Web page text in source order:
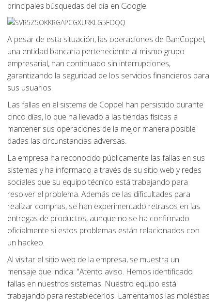
principales búsquedas del día en Google.
A pesar de esta situación, las operaciones de BanCoppel,
una entidad bancaria perteneciente al mismo grupo
empresarial, han continuado sin interrupciones,
garantizando la seguridad de los servicios financieros para
sus usuarios.
Las fallas en el sistema de Coppel han persistido durante
cinco días, lo que ha llevado a las tiendas físicas a
mantener sus operaciones de la mejor manera posible
dadas las circunstancias adversas.
La empresa ha reconocido públicamente las fallas en sus
sistemas y ha informado a través de su sitio web y redes
sociales que su equipo técnico está trabajando para
resolver el problema. Además de las dificultades para
realizar compras, se han experimentado retrasos en las
entregas de productos, aunque no se ha confirmado
oficialmente si estos problemas están relacionados con
un hackeo.
Al visitar el sitio web de la empresa, se muestra un
mensaje que indica: "Atento aviso. Hemos identificado
fallas en nuestros sistemas. Nuestro equipo está
trabajando para restablecerlos. Lamentamos las molestias